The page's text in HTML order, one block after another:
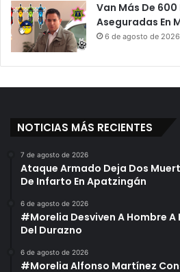
Van Más De
Aseguradas En
6 de agosto de 2026
NOTICIAS MÁS RECIENTES
7 de agosto de 2026
Ataque Armado Deja Dos
De Infarto En Apatzingán
6 de agosto de 2026
#Morelia Desviven A Hombre A
Del Durazno
6 de agosto de 2026
#Morelia Alfonso Martínez